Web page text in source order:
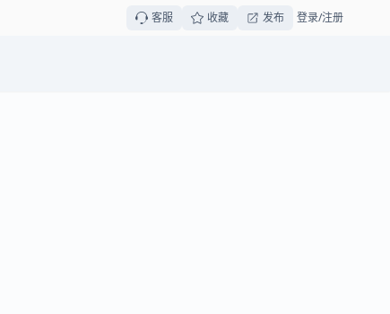
客服 收藏 发布 登录/注册